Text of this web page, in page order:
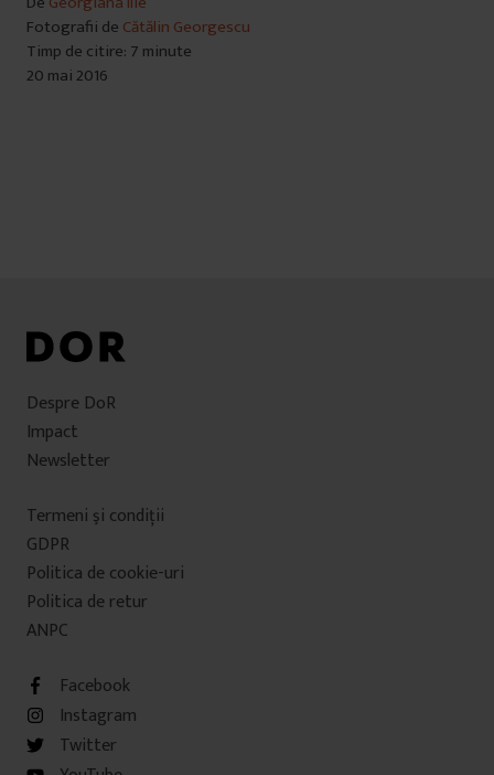
Fotografii de Cătălin Georgescu
Timp de citire: 7 minute
20 mai 2016
Despre DoR
Impact
Newsletter
Termeni şi condiţii
GDPR
Politica de cookie-uri
Politica de retur
ANPC
Facebook
Instagram
Twitter